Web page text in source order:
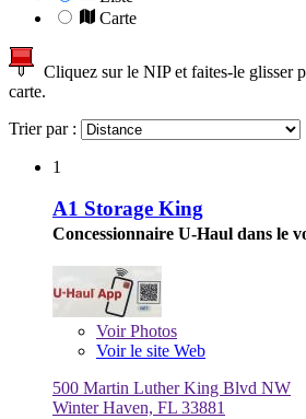
Carte
Cliquez sur le NIP et faites-le glisser
carte.
Trier par :
1
A1 Storage King
Concessionnaire U-Haul dans le
VoirPhotos
Voir le site Web
500 Martin Luther King Blvd NW
Winter Haven, FL 33881